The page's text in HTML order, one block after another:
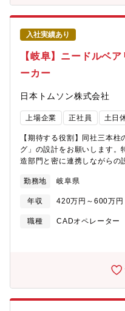
でいます。■開発～生産まで
携を取りやすい環境で設計の
は、半導体製造装置そのもの
定しております。
入社実績あり
【岐阜】ニードルベ
ーカー
日本トムソン株式会社
上場企業 正社員 土日
【期待する役割】同社三本
グ」の設計をお願いします。
造部門と密に連携しながらの
品に関連する改良、性能の
ター 技術部 技術第1課：8名
他技術第2課（10名）、技術
境】平均勤続年数16年と定
ます。＜ニードルベアリング
アリングなどと比較して、断
が特長です。機械全体をコン
るため、自動車やオートバイ
機械など幅広い分野で活躍し
勤務地 岐阜県
年収 420万円～600万円
職種
CADオペレーター